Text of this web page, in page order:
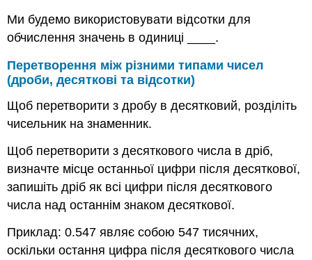
Ми будемо використовувати відсотки для
обчислення значень в одиниці ____.
Перетворення між різними типами чисел
(дроби, десяткові та відсотки)
Щоб перетворити з дробу в десятковий, розділіть
чисельник на знаменник.
Щоб перетворити з десяткового числа в дріб,
визначте місце останньої цифри після десяткової,
запишіть дріб як всі цифри після десяткового
числа над останнім знаком десяткової.
Приклад: 0.547 являє собою 547 тисячних,
оскільки остання цифра після десяткового числа